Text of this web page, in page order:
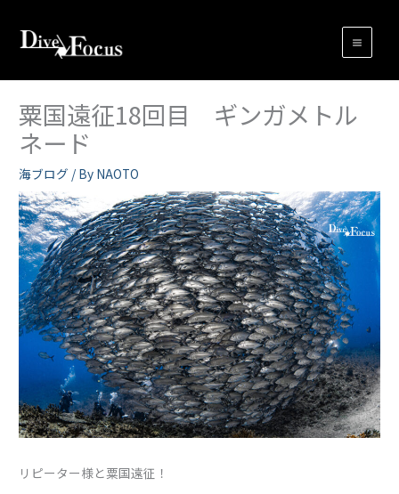
ス
粟国遠征18回目 ギンガメトル
ネード
海ブログ / By NAOTO
リピーター様と粟国遠征！